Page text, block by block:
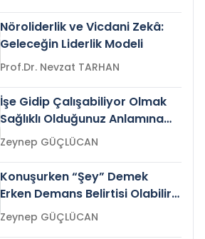
Nöroliderlik ve Vicdani Zekâ:
Geleceğin Liderlik Modeli
Prof.Dr. Nevzat TARHAN
İşe Gidip Çalışabiliyor Olmak
Sağlıklı Olduğunuz Anlamına
Gelir mi?Zeynep GÜÇLÜCAN
Konuşurken “Şey” Demek
Erken Demans Belirtisi Olabilir
mi?
Zeynep GÜÇLÜCAN